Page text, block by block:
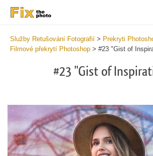
Služby Retušování Fotografií > Prekryti
Filmové překrytí Photoshop > #23 "Gist of
#23 "Gist of